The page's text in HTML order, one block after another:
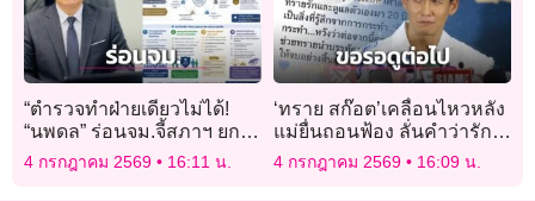
“ตำรวจทำฝ่ายเดียวไม่ได้!
“นพดล” ร่อนจม.จี้สภาฯ ยก
ระดับ “อาสาตำรวจบ้านยุค
ใหม่” ดึงงบคู่ปรับหนุน
4 กรกฎาคม 2569 16:11 น.
‘ทราย สก๊อต’เคลื่อนไหวหลัง
แม่ยื่นถอนฟ้อง ลั่นคำว่ารัก
วัดด้วยการกระทำ!
4 กรกฎาคม 2569 16:09 น.